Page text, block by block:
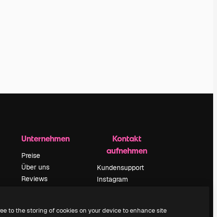
Unternehmen
Preise
Über uns
Reviews
Blog
Kontakt
aufnehmen
Kundensupport
Instagram
TikTok
to the storing of cookies on your device to enhance site